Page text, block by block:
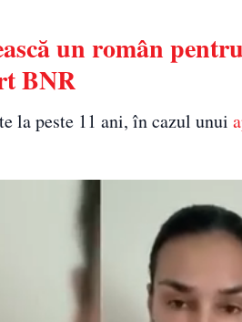
un român
BNR
la peste 11 ani, în cazul unui